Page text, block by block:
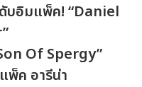
บอิมแพ็ค! “Daniel
Of Spergy”
พ็ค อารีน่า